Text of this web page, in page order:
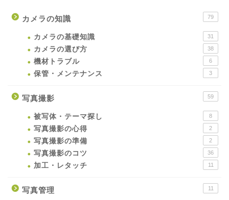
カメラの知識 79
カメラの基礎知識 31
カメラの選び方 38
機材トラブル 6
保管・メンテナンス 3
写真撮影 59
被写体・テーマ探し 8
写真撮影の心得 2
写真撮影の準備 2
写真撮影のコツ 36
加工・レタッチ 11
写真管理 11